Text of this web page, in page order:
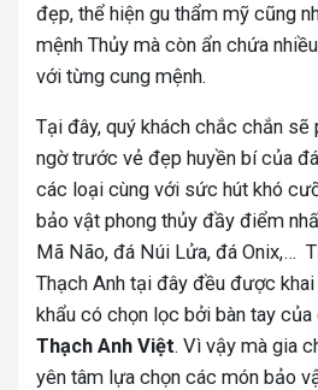
đẹp, thể hiện gu thẩm mỹ cũng
mệnh Thủy mà còn ẩn chứa
với từng cung mệnh.
Tại đây, quý khách chắc chắn sẽ
ngờ trước vẻ đẹp huyền bí của
các loại cùng với sức hút khó
bảo vật phong thủy đầy điểm
Mã Não, đá Núi Lửa, đá Onix,…
Thạch Anh tại đây đều được
khẩu có chọn lọc bởi bàn tay
Thạch Anh Việt. Vì vậy mà gia
yên tâm lựa chọn các món bảo